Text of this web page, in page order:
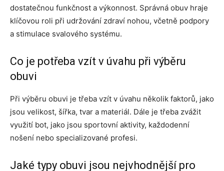
dostatečnou funkčnost a výkonnost. Správná obuv hraje
klíčovou roli při udržování zdraví nohou, včetně podpory
a stimulace svalového systému.
Co je potřeba vzít v úvahu při výběru
obuvi
Při výběru obuvi je třeba vzít v úvahu několik faktorů, jako
jsou velikost, šířka, tvar a materiál. Dále je třeba zvážit
využití bot, jako jsou sportovní aktivity, každodenní
nošení nebo specializované profesi.
Jaké typy obuvi jsou nejvhodnější pro